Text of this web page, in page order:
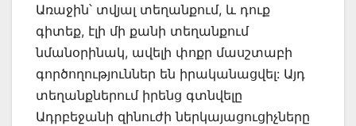
Առաջին՝ տվյալ տեղանքում, և դուք
գիտեք, էլի մի քանի տեղանքում
նմանօրինակ, ավելի փոքր մասշտաբի
գործողություններ են իրականացվել: Այդ
տեղանքներում իրենց գտնվելը
Ադրբեջանի զինուժի ներկայացուցիչները